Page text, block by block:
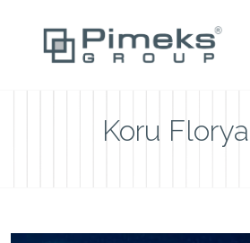
Koru Florya